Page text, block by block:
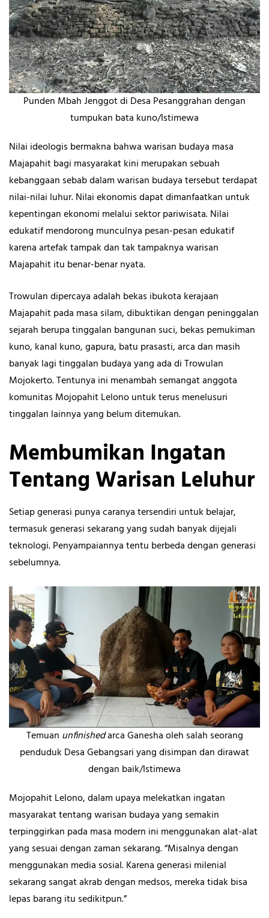
Punden Mbah Jenggot di Desa Pesanggrahan dengan
tumpukan bata kuno/Istimewa
Nilai ideologis bermakna bahwa warisan budaya masa
Majapahit bagi masyarakat kini merupakan sebuah
kebanggaan sebab dalam warisan budaya tersebut terdapat
nilai-nilai luhur. Nilai ekonomis dapat dimanfaatkan untuk
kepentingan ekonomi melalui sektor pariwisata. Nilai
edukatif mendorong munculnya pesan-pesan edukatif
karena artefak tampak dan tak tampaknya warisan
Majapahit itu benar-benar nyata.
Trowulan dipercaya adalah bekas ibukota kerajaan
Majapahit pada masa silam, dibuktikan dengan peninggalan
sejarah berupa tinggalan bangunan suci, bekas pemukiman
kuno, kanal kuno, gapura, batu prasasti, arca dan masih
banyak lagi tinggalan budaya yang ada di Trowulan
Mojokerto. Tentunya ini menambah semangat anggota
komunitas Mojopahit Lelono untuk terus menelusuri
tinggalan lainnya yang belum ditemukan.
Membumikan Ingatan
Tentang Warisan Leluhur
Setiap generasi punya caranya tersendiri untuk belajar,
termasuk generasi sekarang yang sudah banyak dijejali
teknologi. Penyampaiannya tentu berbeda dengan generasi
sebelumnya.
Temuan unfinishedarca Ganesha oleh salah seorang
penduduk Desa Gebangsari yang disimpan dan dirawat
dengan baik/Istimewa
Mojopahit Lelono, dalam upaya melekatkan ingatan
masyarakat tentang warisan budaya yang semakin
terpinggirkan pada masa modern ini menggunakan alat-alat
yang sesuai dengan zaman sekarang. “Misalnya dengan
menggunakan media sosial. Karena generasi milenial
sekarang sangat akrab dengan medsos, mereka tidak bisa
lepas barang itu sedikitpun.”